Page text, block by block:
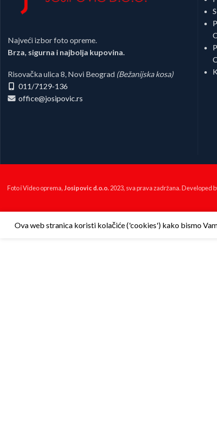
Najveći izbor foto opreme.
Brza, sigurna i najbolja kupovina.
Risovačka ulica 8, Novi Beograd (Bežanijska kosa)
011/7129-136
office@josipovic.rs
Foto i Video oprema,Josipovic d.o.o.2023, sva prava zadržana. Developed
Ova web stranica koristi kolačiće ('cookies') kako bismo